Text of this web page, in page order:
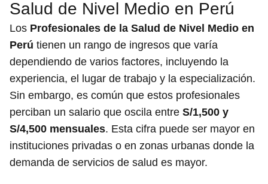
Salud de Nivel Medio en Perú
Los Profesionales de la Salud de Nivel Medio en
Perú tienen un rango de ingresos que varía
dependiendo de varios factores, incluyendo la
experiencia, el lugar de trabajo y la especialización.
Sin embargo, es común que estos profesionales
perciban un salario que oscila entre S/1,500 y
S/4,500 mensuales. Esta cifra puede ser mayor en
instituciones privadas o en zonas urbanas donde la
demanda de servicios de salud es mayor.